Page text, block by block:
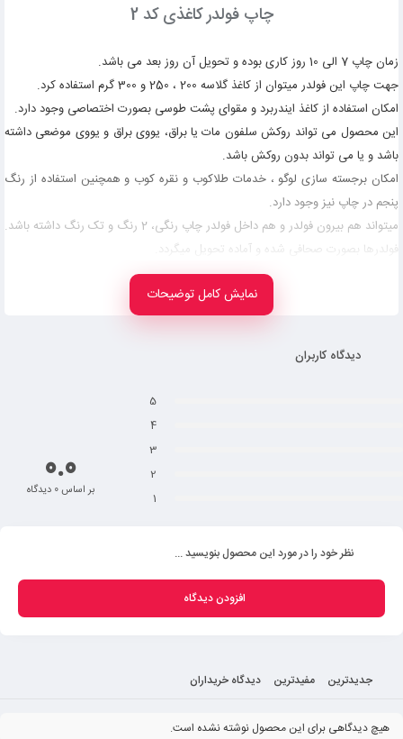
چاپ فولدر کاغذی کد 2
زمان چاپ 7 الی 10 روز کاری بوده و تحویل آن روز بعد می باشد.
جهت چاپ این فولدر میتوان از کاغذ گلاسه 200 ، 250 و 300 گرم استفاده کرد.
امکان استفاده از کاغذ ایندربرد و مقوای پشت طوسی بصورت اختصاصی وجود دارد.
این محصول می تواند روکش سلفون مات یا براق، یووی براق و یووی موضعی داشته
باشد و یا می تواند بدون روکش باشد.
امکان برجسته سازی لوگو ، خدمات طلاکوب و نقره کوب و همچنین استفاده از رنگ
پنجم در چاپ نیز وجود دارد.
میتواند هم بیرون فولدر و هم داخل فولدر چاپ رنگی، 2 رنگ و تک رنگ داشته باشد.
فولدرها بصورت صحافی شده و آماده تحویل میگردد.
راهنمای طراحی فولدر کاغذی کد 2
لطفا فایل قالب فولدر را دانلود کرده و روی آن طراحی نمائید.
تصویر بک گراند و رنگ زمینه باید چند سانت از خط برش قالب بزرگتر باشد.
باشند.
فولدر همان پوشه ای است که ما از آن برای منظم کردن اوراق خود استفاده می کرده
سازمان است. چاپ فولدر ابزاری بسیار کاربردی و همچنین ابزاری اساسی و تاثیرگذار
نمایش کامل توضیحات
دیدگاه کاربران
جدیدترین مفیدترین دیدگاه خریداران
هیچ دیدگاهی برای این محصول نوشته نشده است.
5
4
3
2
1
0.0
بر اساس 0 دیدگاه
نظر خود را در مورد این محصول بنویسید ...
افزودن دیدگاه